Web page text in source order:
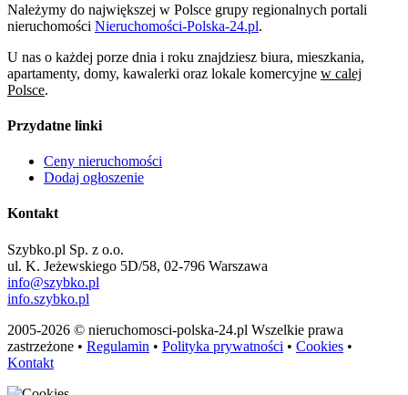
Należymy do największej w Polsce grupy regionalnych portali
nieruchomości Nieruchomości-Polska-24.pl.
U nas o każdej porze dnia i roku znajdziesz biura, mieszkania,
apartamenty, domy, kawalerki oraz lokale komercyjne w calej
Polsce.
Przydatne linki
Ceny nieruchomości
Dodaj ogłoszenie
Kontakt
Szybko.pl Sp. z o.o.
ul. K. Jeżewskiego 5D/58, 02-796 Warszawa
info@szybko.pl
info.szybko.pl
2005-2026 © nieruchomosci-polska-24.pl Wszelkie prawa
zastrzeżone • Regulamin • Polityka prywatności • Cookies •
Kontakt